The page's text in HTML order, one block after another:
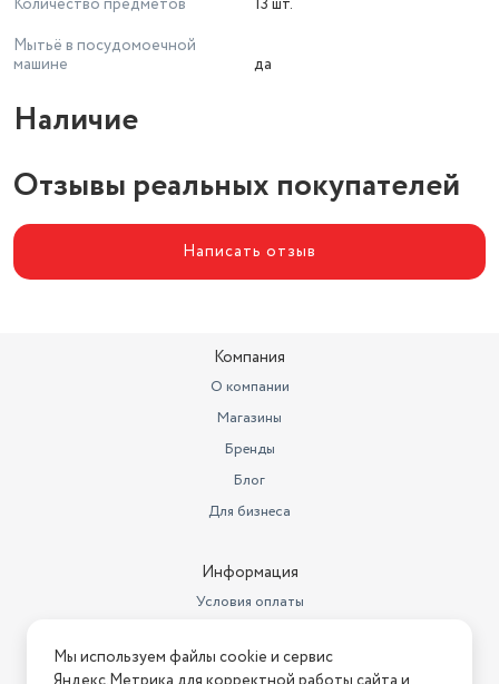
Количество предметов
13 шт.
Мытьё в посудомоечной
машине
да
Наличие
Отзывы реальных покупателей
Написать отзыв
Компания
О компании
Магазины
Бренды
Блог
Для бизнеса
Информация
Условия оплаты
Условия возврата
Мы используем файлы cookie и сервис